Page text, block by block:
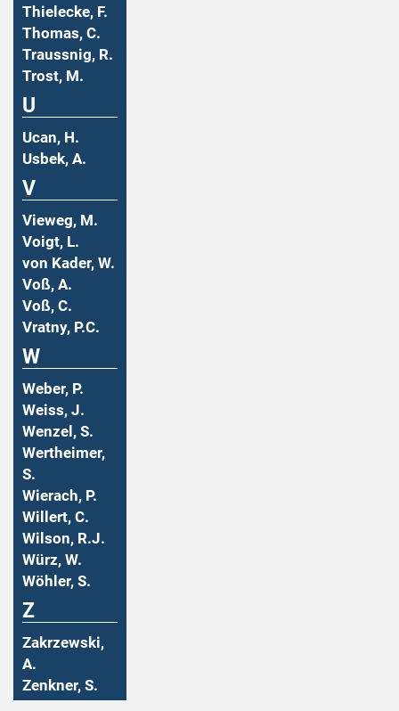
Thielecke, F.
Thomas, C.
Traussnig, R.
Trost, M.
U
Ucan, H.
Usbek, A.
V
Vieweg, M.
Voigt, L.
von Kader, W.
Voß, A.
Voß, C.
Vratny, P.C.
W
Weber, P.
Weiss, J.
Wenzel, S.
Wertheimer,
S.
Wierach, P.
Willert, C.
Wilson, R.J.
Würz, W.
Wöhler, S.
Z
Zakrzewski,
A.
Zenkner, S.